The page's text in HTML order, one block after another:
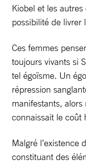
Kiobel et les
possibilité de livrer
Ces femmes
toujours vivants si
tel égoïsme. Un
répression
manifestants, alors
connaissait le coût
Malgré l’existence
constituant des